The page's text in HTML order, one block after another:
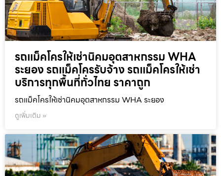
รถแม็คโครให้เช่านิคมอุตสาหกรรม WHA
ระยอง รถแม็คโครรับจ้าง รถแม็คโครให้เช่า
บริการทุกพื้นที่ทั่วไทย ราคาถูก
รถแม็คโครให้เช่านิคมอุตสาหกรรม WHA ระยอง
ดูเพิ่มเติม »